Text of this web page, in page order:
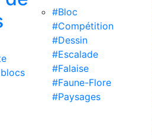
#Bloc
#Compétition
#Dessin
#Escalade
#Falaise
#Faune-Flore
#Paysages